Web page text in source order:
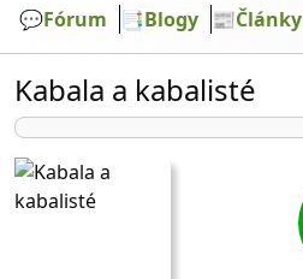
💬️Fórum 📑Blogy 📰Články
Kabala a kabalisté